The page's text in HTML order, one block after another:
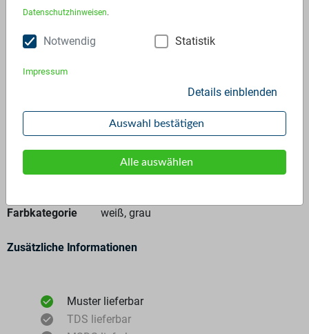
Materialtyp
Regranulat
Farbkategorie
weiß, grau
Zusätzliche Informationen
Muster lieferbar
TDS lieferbar
Datenschutzhinweisen.
Notwendig Statistik
Impressum
Details einblenden
Auswahl bestätigen
Alle auswählen